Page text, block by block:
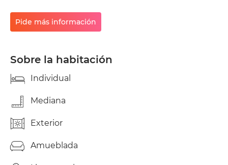
Pide más información
Sobre la habitación
Individual
Mediana
Exterior
Amueblada